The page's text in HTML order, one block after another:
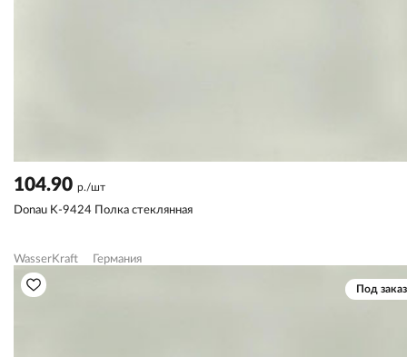
104.90 р./шт
Donau K-9424 Полка стеклянная
WasserKraft Германия
Под заказ